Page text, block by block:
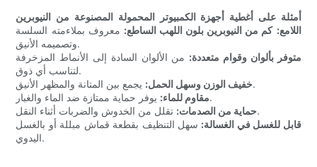
أمثلة على أغطية أجهزة الكمبيوتر المحمولة المصنوعة من النيوبرين
اللامع: كم من النيوبرين بلون اللهب الساطع: معروف بملاءمته السلسة
وتصميمه الأنيق.
متوفر بألوان وقوام متعددة: من الألوان السادة إلى الأنماط المزخرفة
لتناسب أي ذوق.
خفيف الوزن وسهل الحمل:يجمع بين المتانة والمظهر الأنيق.
مقاوم للماء:يوفر حماية ممتازة ضد الماء والغبار.
حماية من الصدمات:تقلل من الخدوش والضربات أثناء النقل.
قابل للغسل في الغسالة: سهل التنظيف بقطعة قماش مبللة أو بالغسل
اليدوي.